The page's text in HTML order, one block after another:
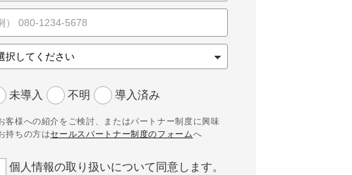
未導入 不明 導入済み
客様への紹介をご検討、またはパートナー制度に興味
持ちの方はセールスパートナー制度のフォームへ
個人情報の取り扱いについて同意します。